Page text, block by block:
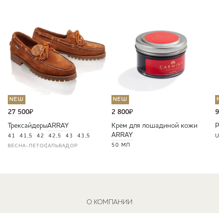
NEW
27 500₽
ТрексайдерыARRAY
41 41,5 42 42,5 43 43,5
ВЕСНА-ЛЕТОСАЛЬВАДОР
NEW
2 800₽
Крем для лошадиной кожи
ARRAY
50 МЛ
О КОМПАНИИ